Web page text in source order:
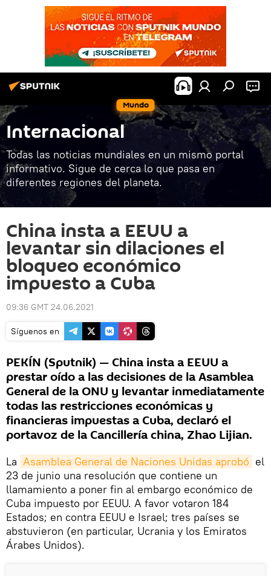
Mundo
Internacional
Todas las noticias mundiales en un mismo portal
informativo. Sigue de cerca lo que pasa en
diferentes regiones del planeta.
China insta a EEUU a
levantar sin dilaciones el
bloqueo económico
impuesto a Cuba
09:36 GMT 24.06.2021
Síguenos en
PEKÍN (Sputnik) — China insta a EEUU a
prestar oído a las decisiones de la Asamblea
General de la ONU y levantar inmediatamente
todas las restricciones económicas y
financieras impuestas a Cuba, declaró el
portavoz de la Cancillería china, Zhao Lijian.
La Asamblea General de Naciones Unidas aprobó el
23 de junio una resolución que contiene un
llamamiento a poner fin al embargo económico de
Cuba impuesto por EEUU. A favor votaron 184
Estados; en contra EEUU e Israel; tres países se
abstuvieron (en particular, Ucrania y los Emiratos
Árabes Unidos).